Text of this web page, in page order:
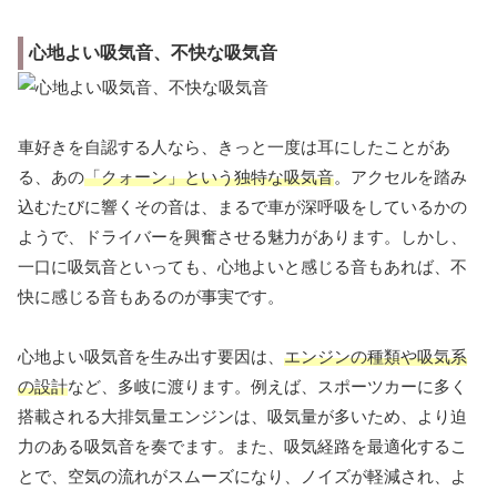
心地よい吸気音、不快な吸気音
車好きを自認する人なら、きっと一度は耳にしたことがあ
る、あの「クォーン」という独特な吸気音。アクセルを踏み
込むたびに響くその音は、まるで車が深呼吸をしているかの
ようで、ドライバーを興奮させる魅力があります。しかし、
一口に吸気音といっても、心地よいと感じる音もあれば、不
快に感じる音もあるのが事実です。
心地よい吸気音を生み出す要因は、 エンジンの種類や吸気系
の設計など、多岐に渡ります。例えば、スポーツカーに多く
搭載される大排気量エンジンは、吸気量が多いため、より迫
力のある吸気音を奏でます。また、吸気経路を最適化するこ
とで、空気の流れがスムーズになり、ノイズが軽減され、よ